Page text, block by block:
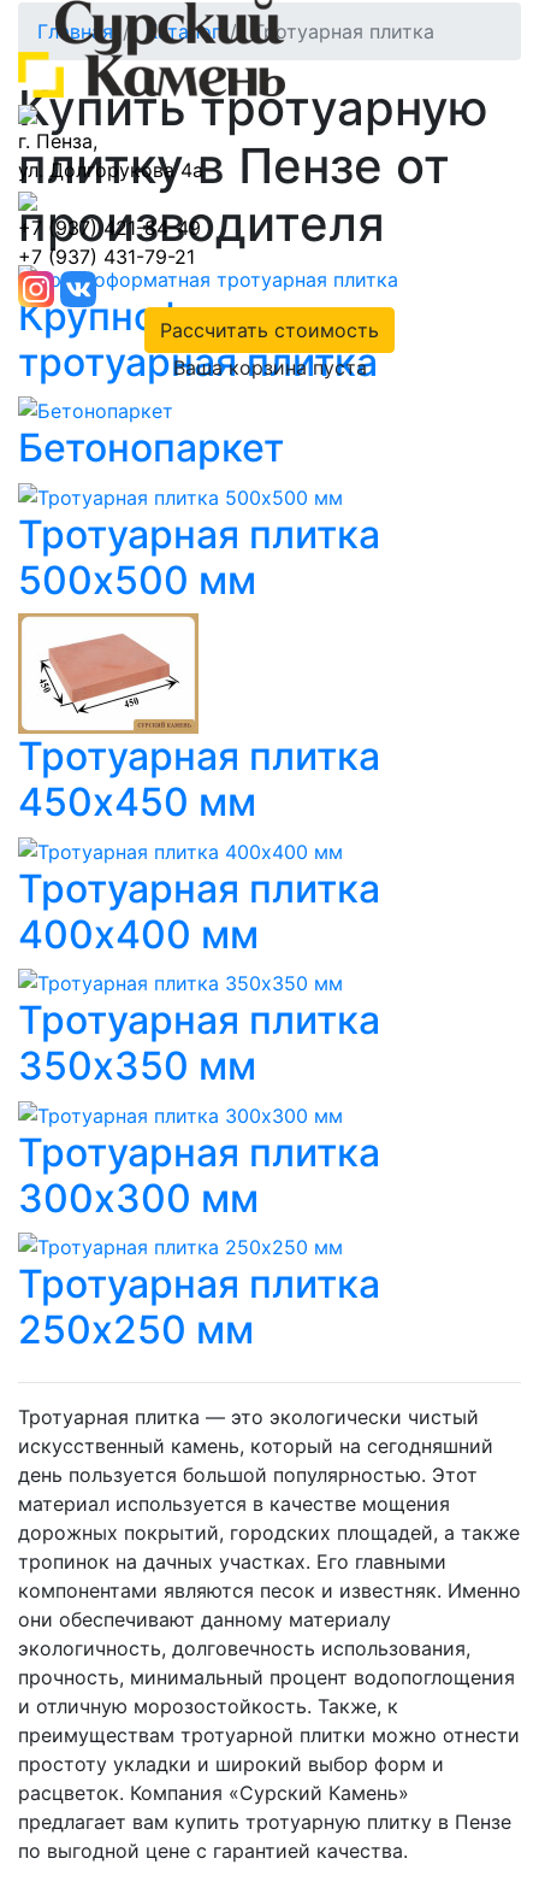
г. Пенза,
ул. Долгорукова 4а
+7 (937) 421-84-49
+7 (937) 431-79-21
Рассчитать стоимость
Ваша корзина пуста
Главная Каталог Тротуарная плитка
Купить тротуарную
плитку в Пензе от
производителя
Крупноформатная
тротуарная плитка
Бетонопаркет
Тротуарная плитка
500х500 мм
Тротуарная плитка
450х450 мм
Тротуарная плитка
400х400 мм
Тротуарная плитка
350х350 мм
Тротуарная плитка
300х300 мм
Тротуарная плитка
250х250 мм
Тротуарная плитка — это экологически чистый
искусственный камень, который на сегодняшний
день пользуется большой популярностью. Этот
материал используется в качестве мощения
дорожных покрытий, городских площадей, а также
тропинок на дачных участках. Его главными
компонентами являются песок и известняк. Именно
они обеспечивают данному материалу
экологичность, долговечность использования,
прочность, минимальный процент водопоглощения
и отличную морозостойкость. Также, к
преимуществам тротуарной плитки можно отнести
простоту укладки и широкий выбор форм и
расцветок. Компания «Сурский Камень»
предлагает вам купить тротуарную плитку в Пензе
по выгодной цене с гарантией качества.